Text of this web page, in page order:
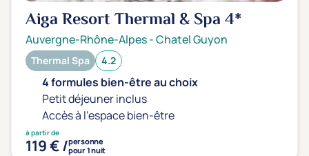
Aiga Resort Thermal & Spa4*
Auvergne-Rhône-Alpes-Chatel Guyon
Thermal Spa 4.2
4 formules bien-être au choix
Petit déjeuner inclus
Accès à l'espace bien-être
à partir de
119 € /personne
pour 1 nuit